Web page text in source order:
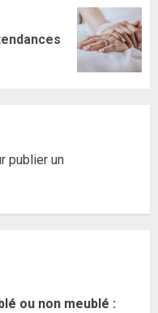
publier un
ou non meublé :